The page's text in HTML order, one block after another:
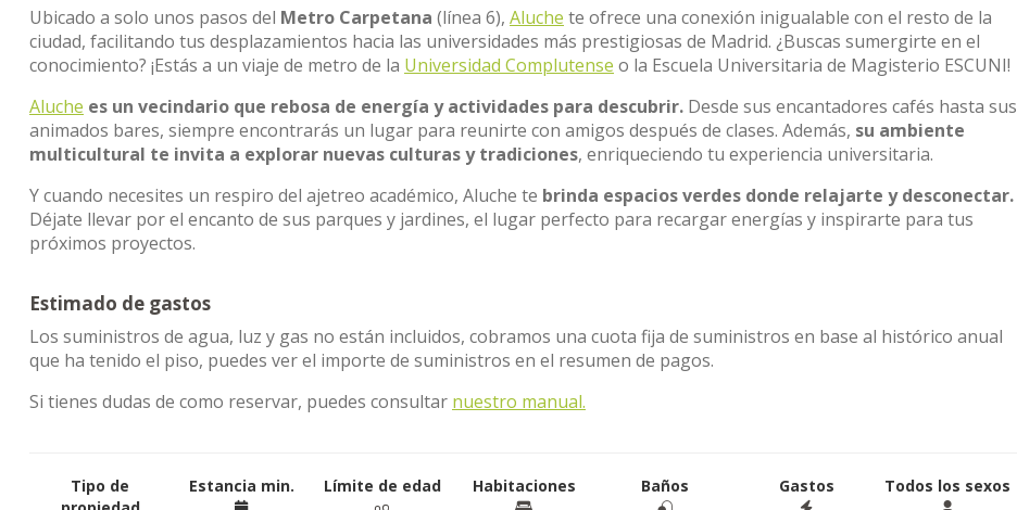
Ubicado a solo unos pasos del Metro Carpetana (línea 6), Aluche te ofrece una conexión inigualable con el resto de la
ciudad, facilitando tus desplazamientos hacia las universidades más prestigiosas de Madrid. ¿Buscas sumergirte en el
conocimiento? ¡Estás a un viaje de metro de la Universidad Complutense o la Escuela Universitaria de Magisterio ESCUNI!
Aluche es un vecindario que rebosa de energía y actividades para descubrir. Desde sus encantadores cafés hasta sus
animados bares, siempre encontrarás un lugar para reunirte con amigos después de clases. Además, su ambiente
multicultural te invita a explorar nuevas culturas y tradiciones, enriqueciendo tu experiencia universitaria.
Y cuando necesites un respiro del ajetreo académico, Aluche te brinda espacios verdes donde relajarte y desconectar.
Déjate llevar por el encanto de sus parques y jardines, el lugar perfecto para recargar energías y inspirarte para tus
próximos proyectos.
Estimado de gastos
Los suministros de agua, luz y gas no están incluidos, cobramos una cuota fija de suministros en base al histórico anual
que ha tenido el piso, puedes ver el importe de suministros en el resumen de pagos.
Si tienes dudas de como reservar, puedes consultar nuestro manual.
Tipo de
Estancia min. Límite de edad Habitaciones Baños Gastos Todos los sexos